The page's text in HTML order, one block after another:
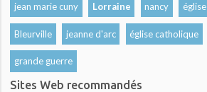
jean marie cuny Lorraine nancy église
Bleurville jeanne d'arc église catholique
grande guerre
Sites Web recommandés